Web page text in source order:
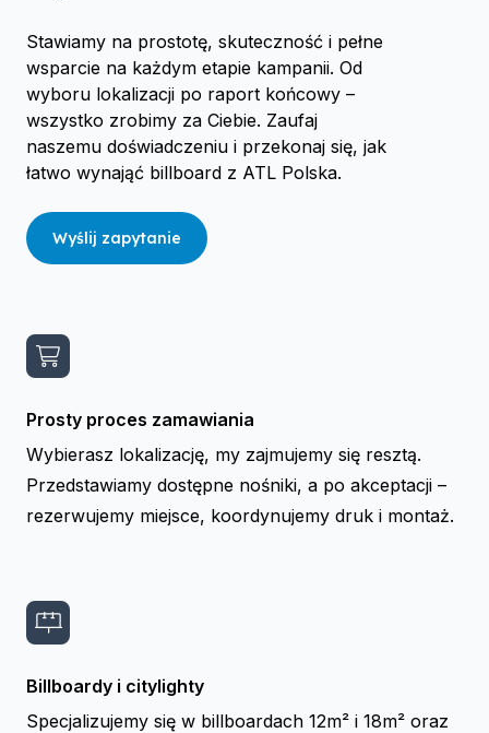
Stawiamy na prostotę, skuteczność i pełne
wsparcie na każdym etapie kampanii. Od
wyboru lokalizacji po raport końcowy –
wszystko zrobimy za Ciebie. Zaufaj
naszemu doświadczeniu i przekonaj się, jak
łatwo wynająć billboard z ATL Polska.
Wyślij zapytanie
Prosty proces zamawiania
Wybierasz lokalizację, my zajmujemy się resztą.
Przedstawiamy dostępne nośniki, a po akceptacji –
rezerwujemy miejsce, koordynujemy druk i montaż.
Billboardy i citylighty
Specjalizujemy się w billboardach 12m² i 18m² oraz